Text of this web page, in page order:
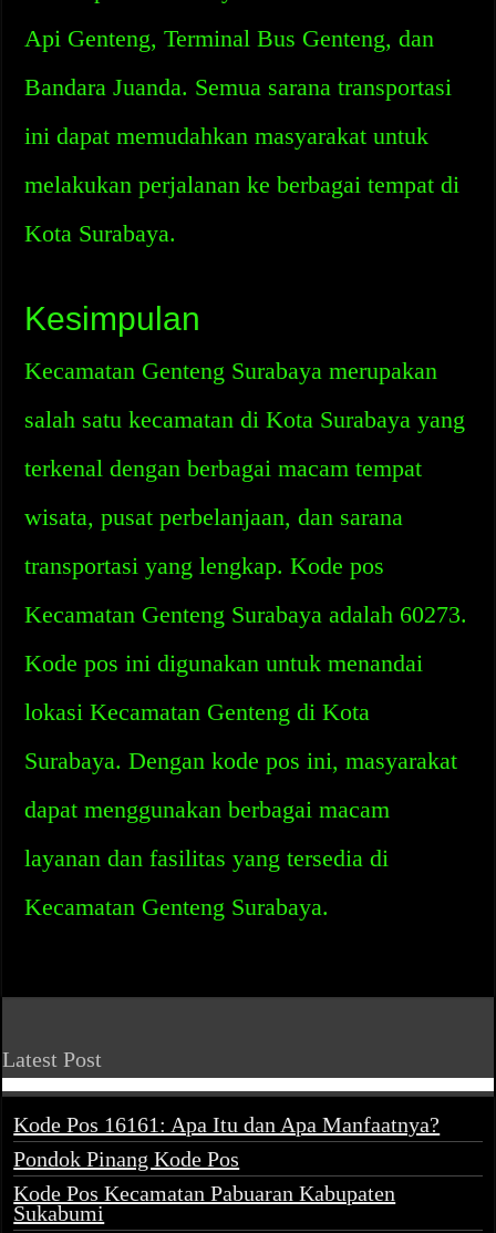
Api Genteng, Terminal Bus Genteng, dan
Bandara Juanda. Semua sarana transportasi
ini dapat memudahkan masyarakat untuk
melakukan perjalanan ke berbagai tempat di
Kota Surabaya.
Kesimpulan
Kecamatan Genteng Surabaya merupakan
salah satu kecamatan di Kota Surabaya yang
terkenal dengan berbagai macam tempat
wisata, pusat perbelanjaan, dan sarana
transportasi yang lengkap. Kode pos
Kecamatan Genteng Surabaya adalah 60273.
Kode pos ini digunakan untuk menandai
lokasi Kecamatan Genteng di Kota
Surabaya. Dengan kode pos ini, masyarakat
dapat menggunakan berbagai macam
layanan dan fasilitas yang tersedia di
Kecamatan Genteng Surabaya.
Latest Post
Kode Pos 16161: Apa Itu dan Apa Manfaatnya?
Pondok Pinang Kode Pos
Kode Pos Kecamatan Pabuaran Kabupaten
Sukabumi